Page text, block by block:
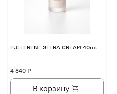
FULLERENE SFERA CREAM 40ml
4 840 ₽
В корзину